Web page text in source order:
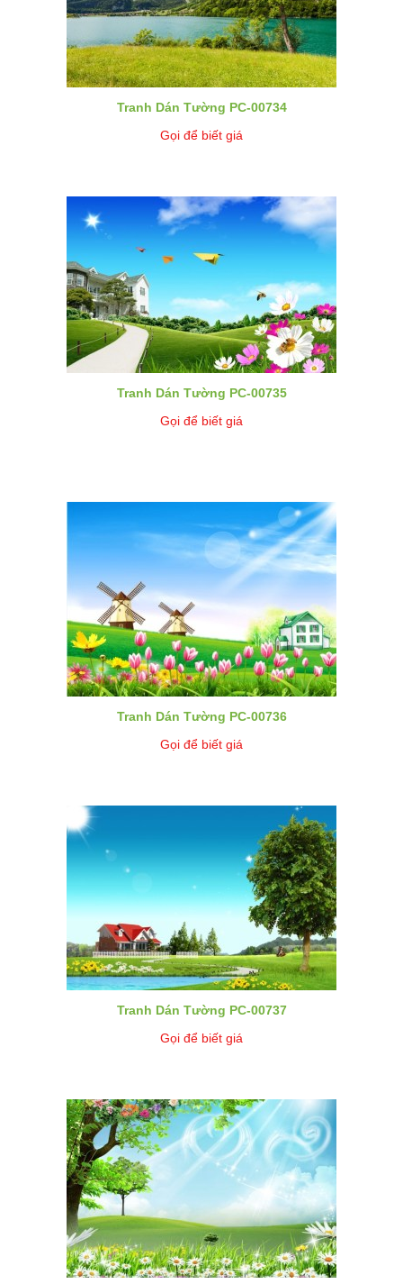
Tranh Dán Tường PC-00734
Gọi để biết giá
Tranh Dán Tường PC-00735
Gọi để biết giá
Tranh Dán Tường PC-00736
Gọi để biết giá
Tranh Dán Tường PC-00737
Gọi để biết giá